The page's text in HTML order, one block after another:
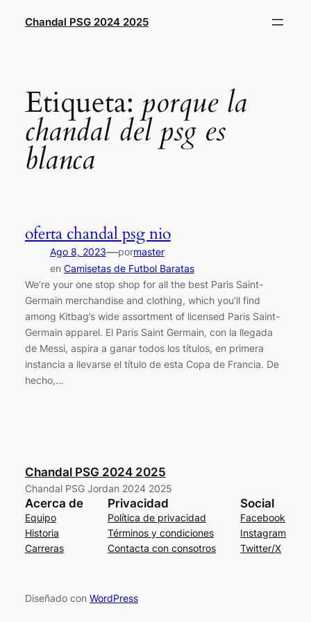
Chandal PSG 2024 2025
Etiqueta: porque la
chandal del psg es
blanca
oferta chandal psg nio
Ago 8, 2023—pormaster
en Camisetas de Futbol Baratas
We’re your one stop shop for all the best Paris Saint-
Germain merchandise and clothing, which you’ll find
among Kitbag’s wide assortment of licensed Paris Saint-
Germain apparel. El Paris Saint Germain, con la llegada
de Messi, aspira a ganar todos los títulos, en primera
instancia a llevarse el título de esta Copa de Francia. De
hecho,…
Chandal PSG 2024 2025
Chandal PSG Jordan 2024 2025
Acerca de
Equipo
Historia
Carreras
Privacidad
Política de privacidad
Términos y condiciones
Contacta con consotros
Social
Facebook
Instagram
Twitter/X
Diseñado con WordPress